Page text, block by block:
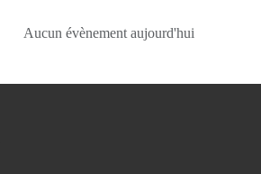
Aucun évènement aujourd'hui